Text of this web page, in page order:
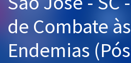
OAB
Mentorias
de Combate às
Endemias